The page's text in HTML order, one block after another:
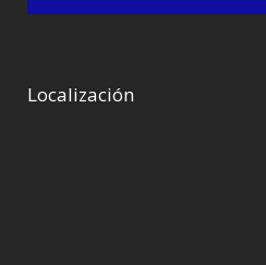
Localización